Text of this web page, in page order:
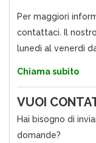
Per maggiori
contattaci. Il
lunedì al venerdì
Chiama subito
VUOI
Hai bisogno di
domande?